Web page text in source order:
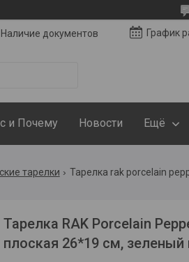
Наличие документов График
и Почему Новости Ещё
тарелки
Тарелка RAK Porcelain
плоская 26*19 см, зеленый